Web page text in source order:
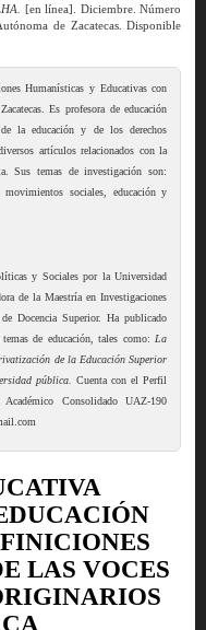
[en línea]. Diciembre. Número
de Zacatecas. Disponible
Humanísticas y Educativas con
Es profesora de educación
la educación y de los derechos
artículos relacionados con la
Sus temas de investigación son:
sociales, educación y
y Sociales por la Universidad
de la Maestría en Investigaciones
Docencia Superior. Ha publicado
de educación, tales como: La
de la Educación Superior
pública.Cuenta con el Perfil
Consolidado UAZ-190
LAS VOCES